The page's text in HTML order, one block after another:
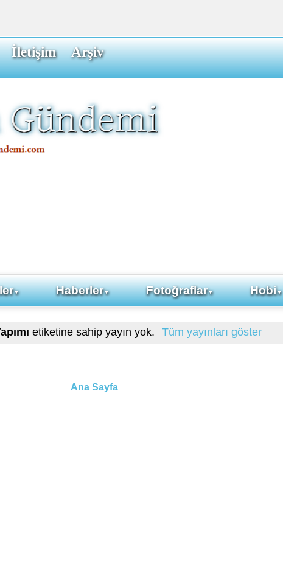
İletişim Arşiv
▼ Haberler▼ Fotoğraflar▼ Hobi▼
etiketine sahip yayın yok. Tüm yayınları göster
Ana Sayfa